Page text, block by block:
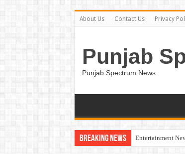
About Us Contact Us Privacy
Punjab
Punjab Spectrum News
Breaking News Entertainment
Jalandhar –